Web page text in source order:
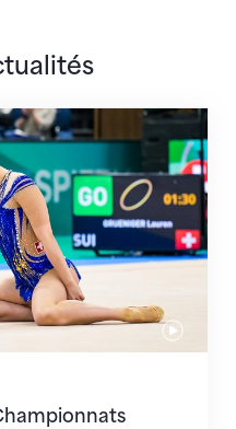
du monde